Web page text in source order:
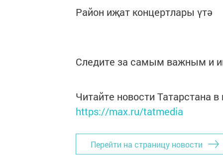
Район иҗат концертлары үтә
Следите за самым важным и
Читайте новости Татарстана
https://max.ru/tatmedia
Перейти на страницу новости